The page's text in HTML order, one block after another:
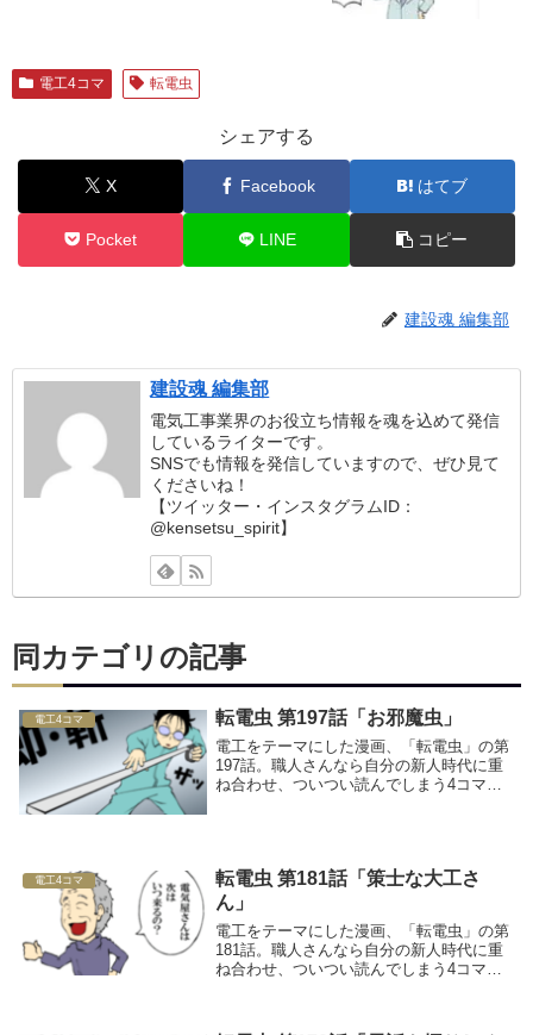
電工4コマ 転電虫
シェアする
X Facebook はてブ
Pocket LINE コピー
建設魂 編集部
建設魂 編集部
電気工事業界のお役立ち情報を魂を込めて発信
しているライターです。
SNSでも情報を発信していますので、ぜひ見て
くださいね！
【ツイッター・インスタグラムID：
@kensetsu_spirit】
同カテゴリの記事
電工4コマ 転電虫 第197話「お邪魔虫」
電工をテーマにした漫画、「転電虫」の第
197話。職人さんなら自分の新人時代に重
ね合わせ、ついつい読んでしまう4コママ
電工4コマ
転電虫 第181話「策士な大工さ
ん」
電工をテーマにした漫画、「転電虫」の第
181話。職人さんなら自分の新人時代に重
ね合わせ、ついつい読んでしまう4コママ